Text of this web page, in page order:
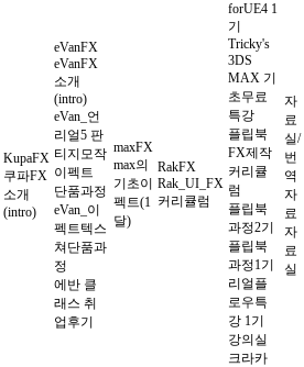
KupaFX
쿠파FX
소개
(intro)
eVanFX
eVanFX
소개
(intro)
eVan_언
리얼5 판
티지모작
이펙트
단품과정
eVan_이
펙트텍스
쳐단품과
정
에반 클
래스 취
업후기
maxFX
max의
기초이
펙트(1
달)
RakFX
Rak_UI_FX
커리큘럼
forUE4 1
기
Tricky's
3DS
MAX 기
초무료
특강
플립북
FX제작
커리큘
럼
플립북
과정2기
플립북
과정1기
리얼플
로우특
강 1기
강의실
크라카
자
료
실/
번
역
자
료
자
료
실